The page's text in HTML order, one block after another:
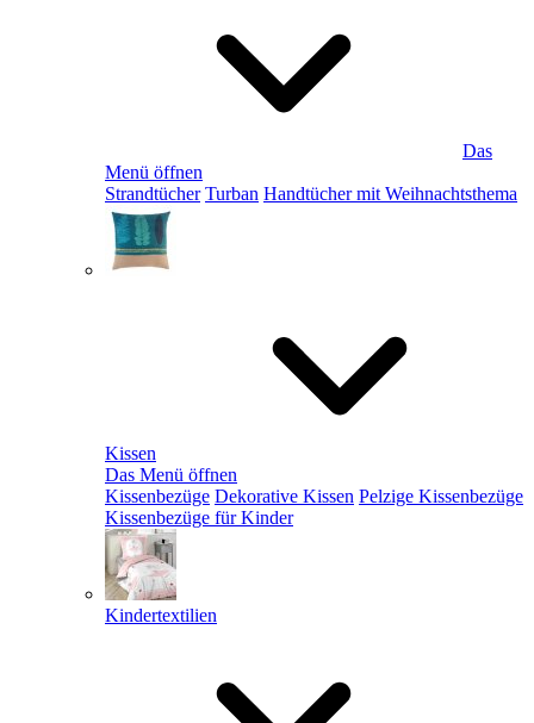
Das
Menü öffnen
Strandtücher Turban Handtücher mit Weihnachtsthema
Kissen
Das Menü öffnen
Kissenbezüge Dekorative Kissen Pelzige Kissenbezüge
Kissenbezüge für Kinder
Kindertextilien